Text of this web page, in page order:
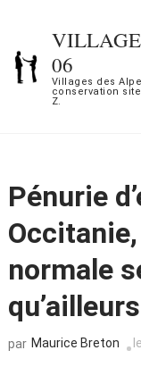
contenu
(Pressez
06
Villages des
conservation
Z.
Pénurie
normale
qu’ailleurs
par Maurice Breton le